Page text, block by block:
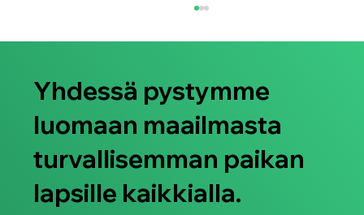
Älylaseja käytetään jo nyt naisten ja
Yhdessä pystymme
luomaan maailmasta
turvallisemman paikan
lapsille kaikkialla.